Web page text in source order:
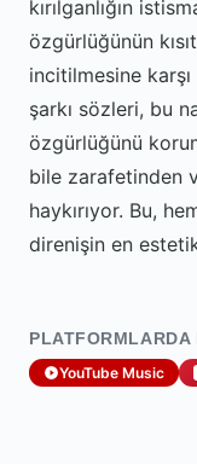
kırılganlığın
özgürlüğünün
incitilmesine
şarkı sözleri, bu
özgürlüğünü
bile zarafetinden
haykırıyor. Bu,
direnişin en
PLATFORMLARDA
YouTube Music